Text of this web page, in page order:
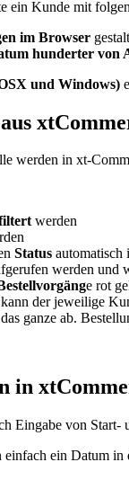
ein Kunde mit
im Browser
hunderter von
und Windows)
werden in xt-
werden
Status automatisch
werden und
e rot
kann der jeweilige
ganze ab.
in
Eingabe von
ein Datum in